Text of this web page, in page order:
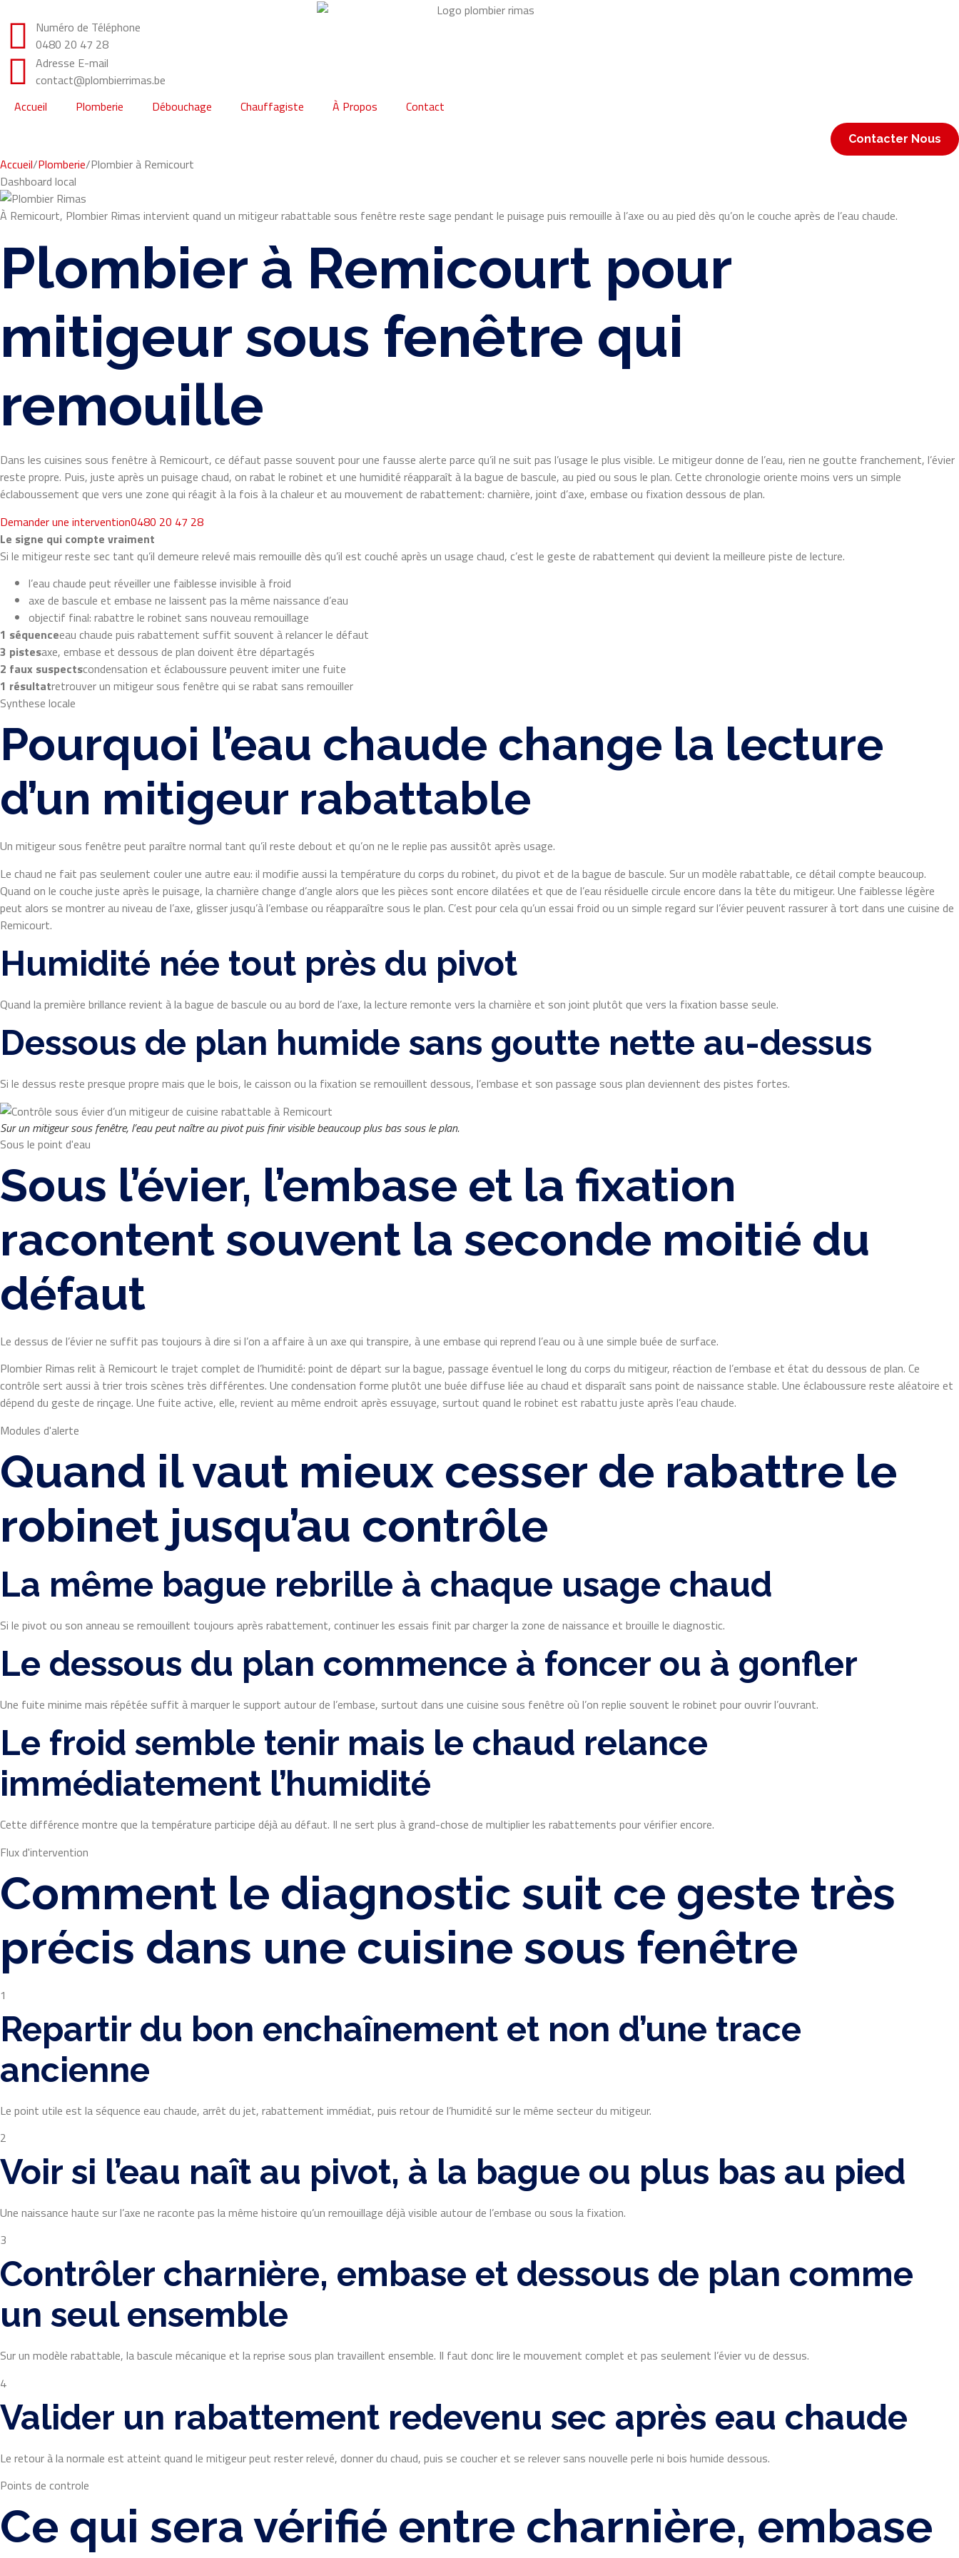
Numéro de Téléphone
0480 20 47 28
Adresse E-mail
contact@plombierrimas.be
Accueil
Plomberie Débouchage Chauffagiste À Propos Contact
Contacter Nous
Accueil/Plomberie/Plombier à Remicourt
Dashboard local
À Remicourt, Plombier Rimas intervient quand un mitigeur rabattable sous fenêtre reste sage pendant le puisage puis remouille à l’axe ou au pied dès qu’on le couche après de l’eau chaude.
Plombier à Remicourt pour
mitigeur sous fenêtre qui
remouille
Dans les cuisines sous fenêtre à Remicourt, ce défaut passe souvent pour une fausse alerte parce qu’il ne suit pas l’usage le plus visible. Le mitigeur donne de l’eau, rien ne goutte franchement, l’évier
reste propre. Puis, juste après un puisage chaud, on rabat le robinet et une humidité réapparaît à la bague de bascule, au pied ou sous le plan. Cette chronologie oriente moins vers un simple
éclaboussement que vers une zone qui réagit à la fois à la chaleur et au mouvement de rabattement: charnière, joint d’axe, embase ou fixation dessous de plan.
Demander une intervention0480 20 47 28
Le signe qui compte vraiment
Si le mitigeur reste sec tant qu’il demeure relevé mais remouille dès qu’il est couché après un usage chaud, c’est le geste de rabattement qui devient la meilleure piste de lecture.
l’eau chaude peut réveiller une faiblesse invisible à froid
axe de bascule et embase ne laissent pas la même naissance d’eau
objectif final: rabattre le robinet sans nouveau remouillage
1 séquenceeau chaude puis rabattement suffit souvent à relancer le défaut
3 pistesaxe, embase et dessous de plan doivent être départagés
2 faux suspectscondensation et éclaboussure peuvent imiter une fuite
1 résultatretrouver un mitigeur sous fenêtre qui se rabat sans remouiller
Synthese locale
Pourquoi l’eau chaude change la lecture
d’un mitigeur rabattable
Un mitigeur sous fenêtre peut paraître normal tant qu’il reste debout et qu’on ne le replie pas aussitôt après usage.
Le chaud ne fait pas seulement couler une autre eau: il modifie aussi la température du corps du robinet, du pivot et de la bague de bascule. Sur un modèle rabattable, ce détail compte beaucoup.
Quand on le couche juste après le puisage, la charnière change d’angle alors que les pièces sont encore dilatées et que de l’eau résiduelle circule encore dans la tête du mitigeur. Une faiblesse légère
peut alors se montrer au niveau de l’axe, glisser jusqu’à l’embase ou réapparaître sous le plan. C’est pour cela qu’un essai froid ou un simple regard sur l’évier peuvent rassurer à tort dans une cuisine de
Remicourt.
Humidité née tout près du pivot
Quand la première brillance revient à la bague de bascule ou au bord de l’axe, la lecture remonte vers la charnière et son joint plutôt que vers la fixation basse seule.
Dessous de plan humide sans goutte nette au-dessus
Si le dessus reste presque propre mais que le bois, le caisson ou la fixation se remouillent dessous, l’embase et son passage sous plan deviennent des pistes fortes.
Sur un mitigeur sous fenêtre, l’eau peut naître au pivot puis finir visible beaucoup plus bas sous le plan.
Sous le point d'eau
Sous l’évier, l’embase et la fixation
racontent souvent la seconde moitié du
défaut
Le dessus de l’évier ne suffit pas toujours à dire si l’on a affaire à un axe qui transpire, à une embase qui reprend l’eau ou à une simple buée de surface.
Plombier Rimas relit à Remicourt le trajet complet de l’humidité: point de départ sur la bague, passage éventuel le long du corps du mitigeur, réaction de l’embase et état du dessous de plan. Ce
contrôle sert aussi à trier trois scènes très différentes. Une condensation forme plutôt une buée diffuse liée au chaud et disparaît sans point de naissance stable. Une éclaboussure reste aléatoire et
dépend du geste de rinçage. Une fuite active, elle, revient au même endroit après essuyage, surtout quand le robinet est rabattu juste après l’eau chaude.
Modules d'alerte
Quand il vaut mieux cesser de rabattre le
robinet jusqu’au contrôle
La même bague rebrille à chaque usage chaud
Si le pivot ou son anneau se remouillent toujours après rabattement, continuer les essais finit par charger la zone de naissance et brouille le diagnostic.
Le dessous du plan commence à foncer ou à gonfler
Une fuite minime mais répétée suffit à marquer le support autour de l’embase, surtout dans une cuisine sous fenêtre où l’on replie souvent le robinet pour ouvrir l’ouvrant.
Le froid semble tenir mais le chaud relance
immédiatement l’humidité
Cette différence montre que la température participe déjà au défaut. Il ne sert plus à grand-chose de multiplier les rabattements pour vérifier encore.
Flux d'intervention
Comment le diagnostic suit ce geste très
précis dans une cuisine sous fenêtre
1
Repartir du bon enchaînement et non d’une trace
ancienne
Le point utile est la séquence eau chaude, arrêt du jet, rabattement immédiat, puis retour de l’humidité sur le même secteur du mitigeur.
2
Voir si l’eau naît au pivot, à la bague ou plus bas au pied
Une naissance haute sur l’axe ne raconte pas la même histoire qu’un remouillage déjà visible autour de l’embase ou sous la fixation.
3
Contrôler charnière, embase et dessous de plan comme
un seul ensemble
Sur un modèle rabattable, la bascule mécanique et la reprise sous plan travaillent ensemble. Il faut donc lire le mouvement complet et pas seulement l’évier vu de dessus.
4
Valider un rabattement redevenu sec après eau chaude
Le retour à la normale est atteint quand le mitigeur peut rester relevé, donner du chaud, puis se coucher et se relever sans nouvelle perle ni bois humide dessous.
Points de controle
Ce qui sera vérifié entre charnière, embase